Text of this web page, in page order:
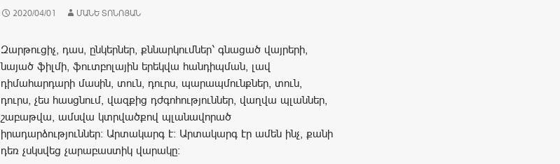
2020/04/01 ՄԱՆԵ ՏՈՆՈՅԱՆ
Զարթուցիչ, դաս, ընկերներ, քննարկումներ՝ գնացած վայրերի,
նայած ֆիլմի, ֆուտբոլային երեկվա հանդիպման, լավ
դիմահարդարի մասին, տուն, դուրս, պարապմունքներ, տուն,
դուրս, չես հասցնում, վազքից դժգոհություններ, վաղվա պլաններ,
շաբաթվա, ամսվա կտրվածքով պլանավորած
իրադարձություններ։ Արտակարգ է։ Արտակարգ էր ամեն ինչ, քանի
դեռ չսկսվեց չարաբաստիկ վարակը։